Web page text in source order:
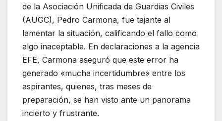
de la Asociación Unificada de Guardias Civiles
(AUGC), Pedro Carmona, fue tajante al
lamentar la situación, calificando el fallo como
algo inaceptable. En declaraciones a la agencia
EFE, Carmona aseguró que este error ha
generado «mucha incertidumbre» entre los
aspirantes, quienes, tras meses de
preparación, se han visto ante un panorama
incierto y frustrante.